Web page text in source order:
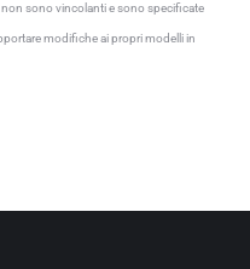
sono vincolanti e sono specificate
modifiche ai propri modelli in